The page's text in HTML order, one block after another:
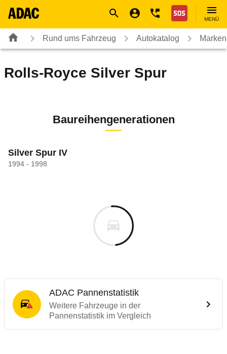
Nothilfe
MENÜ
Rund ums Fahrzeug Autokatalog
Rolls-Royce Silver Spur
Baureihengenerationen
Silver Spur IV
1994 - 1998
ADAC Pannenstatistik
Weitere Fahrzeuge in der
Pannenstatistik im Vergleich